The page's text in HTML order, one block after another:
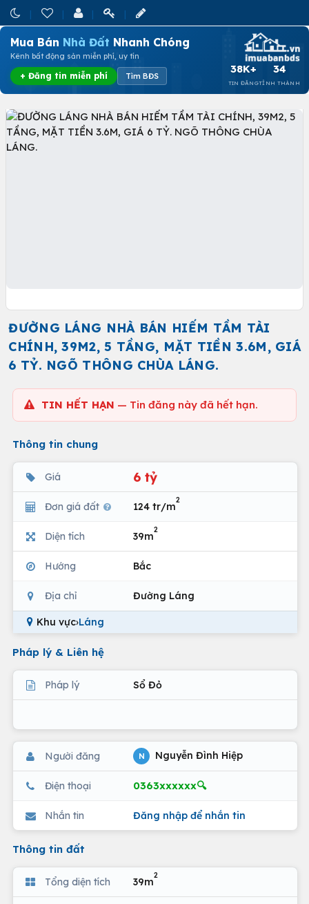
Mua Bán Nhà Đất Nhanh Chóng
Kênh bất động sản miễn phí, uy tín
+ Đăng tin miễn phí Tìm BĐS
38K+
TIN ĐĂNG
34
TỈNH THÀNH
ĐƯỜNG LÁNG NHÀ BÁN HIẾM TẦM TÀI
CHÍNH, 39M2, 5 TẦNG, MẶT TIỀN 3.6M, GIÁ
6 TỶ. NGÕ THÔNG CHÙA LÁNG.
TIN HẾT HẠN — Tin đăng này đã hết hạn.
Thông tin chung
Giá 6 tỷ
Đơn giá đất 124 tr/m
2
Diện tích 39m
2
Hướng Bắc
Địa chỉ Đường Láng
Khu vực›Láng
Pháp lý & Liên hệ
Pháp lý Sổ Đỏ
Người đăng N Nguyễn Đình Hiệp
Điện thoại 0363xxxxxx🔍
Nhắn tin Đăng nhập để nhắn tin
Thông tin đất
Tổng diện tích 39m
2